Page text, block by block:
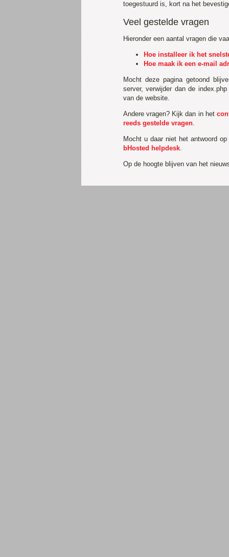
toegestuurd is, kort na het
Veel gestelde vragen
Hieronder een aantal vragen die
Hoe installeer ik het
Hoe maak ik een e-mail
Mocht deze pagina getoond
server, verwijder dan de
van de website.
Andere vragen? Kijk dan in het
reeds gestelde vragen
Mocht u daar niet het antwoord
bHosted helpdesk
Op de hoogte blijven van het